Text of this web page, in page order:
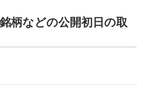
柄などの公開初日の取